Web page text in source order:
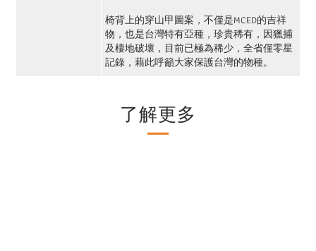
椅背上的穿山甲圖案，不僅是MCED的吉祥
物，也是台灣特有亞種，珍貴稀有，因獵捕
及棲地破壞，目前已極為稀少，全省僅零星
記錄，藉此呼籲大家保護台灣的物種。
了解更多